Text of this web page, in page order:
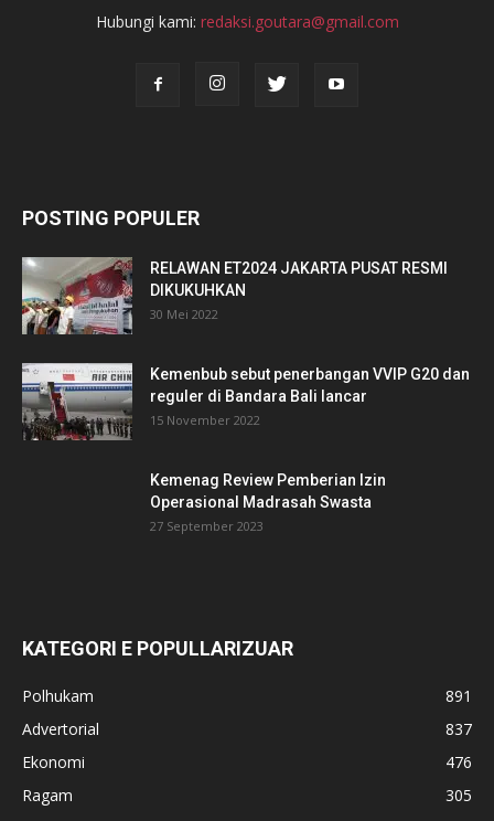
Hubungi kami: redaksi.goutara@gmail.com
POSTING POPULER
RELAWAN ET2024 JAKARTA PUSAT RESMI
DIKUKUHKAN
30 Mei 2022
Kemenbub sebut penerbangan VVIP G20 dan
reguler di Bandara Bali lancar
15 November 2022
Kemenag Review Pemberian Izin
Operasional Madrasah Swasta
27 September 2023
KATEGORI E POPULLARIZUAR
Polhukam
891
Advertorial
837
Ekonomi
476
Ragam
305